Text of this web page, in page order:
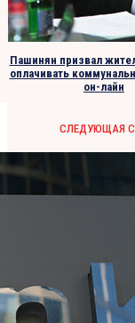
Пашинян призвал
оплачивать
он-лайн
СЛЕДУЮЩАЯ